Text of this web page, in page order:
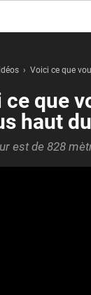
Voici ce que
ce que
haut
est de 828